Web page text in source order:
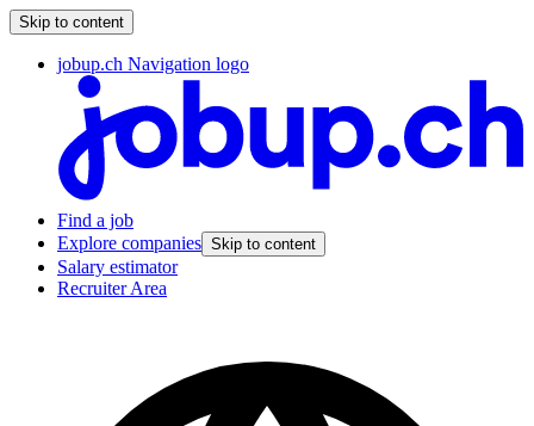
Skip to content
jobup.ch Navigation logo
Find a job
Explore companies Skip to content
Salary estimator
Recruiter Area